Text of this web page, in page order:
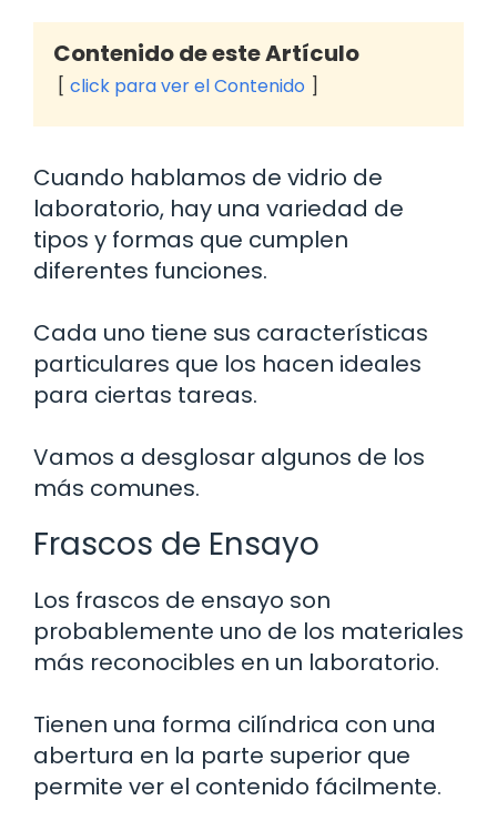
Contenido de este Artículo
click para ver el Contenido
Cuando hablamos de vidrio de
laboratorio, hay una variedad de
tipos y formas que cumplen
diferentes funciones.
Cada uno tiene sus características
particulares que los hacen ideales
para ciertas tareas.
Vamos a desglosar algunos de los
más comunes.
Frascos de Ensayo
Los frascos de ensayo son
probablemente uno de los materiales
más reconocibles en un laboratorio.
Tienen una forma cilíndrica con una
abertura en la parte superior que
permite ver el contenido fácilmente.